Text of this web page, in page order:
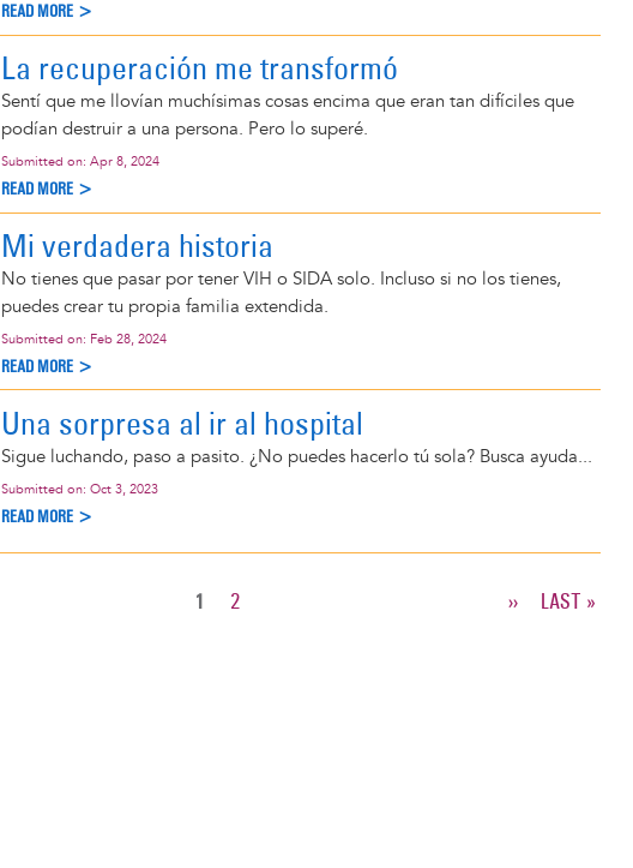
READ MORE >
La recuperación me transformó
Sentí que me llovían muchísimas cosas encima que eran tan difíciles que
podían destruir a una persona. Pero lo superé.
Submitted on: Apr 8, 2024
READ MORE >
Mi verdadera historia
No tienes que pasar por tener VIH o SIDA solo. Incluso si no los tienes,
puedes crear tu propia familia extendida.
Submitted on: Feb 28, 2024
READ MORE >
Una sorpresa al ir al hospital
Sigue luchando, paso a pasito. ¿No puedes hacerlo tú sola? Busca ayuda...
Submitted on: Oct 3, 2023
READ MORE >
CURRENT
1 PAGE
2
NEXT
››
LAST
LAST »